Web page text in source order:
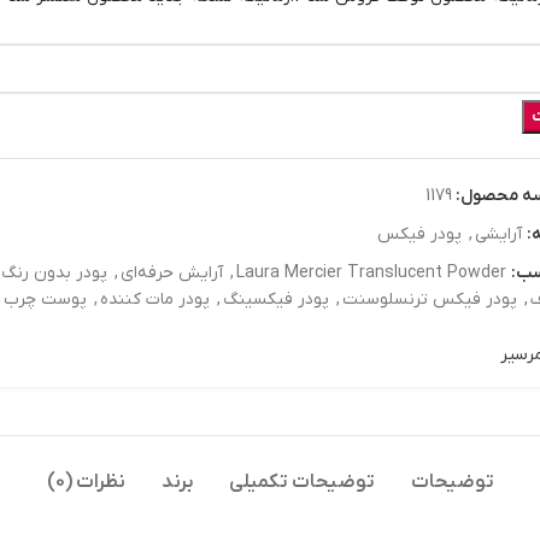
محصول: 1179
آرايشي , پودر فیکس
Laura Mercier Translucent Powder
, آرایش حرفه‌ای , پودر بدون رنگ
, پودر فیکس ترنسلوسنت , پودر فیکسینگ , پودر مات کننده , پوست چرب
توضیحات توضیحات تکمیلی برند نظرات (0)